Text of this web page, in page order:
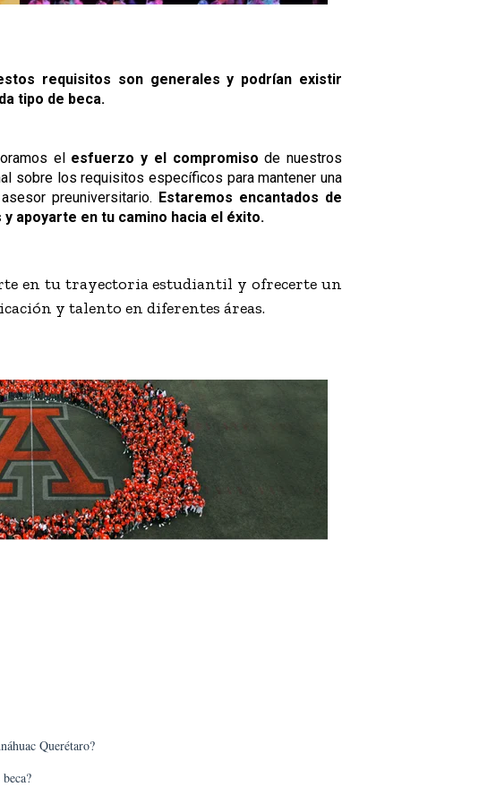
requisitos son generales y podrían existir
tipo de beca.
el esfuerzo y el compromiso de nuestros
sobre los requisitos específicos para mantener una
preuniversitario. Estaremos encantados de
apoyarte en tu camino hacia el éxito.
en tu trayectoria estudiantil y ofrecerte un
y talento en diferentes áreas.
Querétaro?